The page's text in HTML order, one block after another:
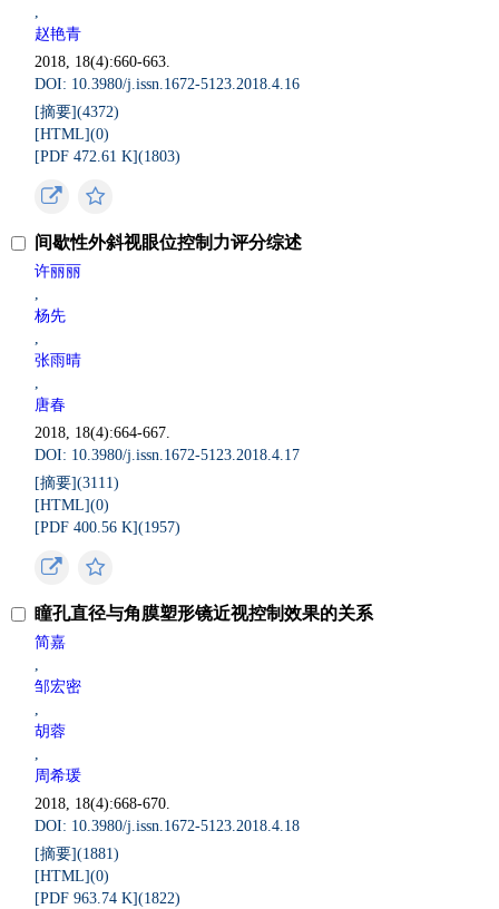
,
赵艳青
2018, 18(4):660-663.
DOI: 10.3980/j.issn.1672-5123.2018.4.16
[摘要](4372)
[HTML](0)
[PDF 472.61 K](1803)
间歇性外斜视眼位控制力评分综述
许丽丽
,
杨先
,
张雨晴
,
唐春
2018, 18(4):664-667.
DOI: 10.3980/j.issn.1672-5123.2018.4.17
[摘要](3111)
[HTML](0)
[PDF 400.56 K](1957)
瞳孔直径与角膜塑形镜近视控制效果的关系
简嘉
,
邹宏密
,
胡蓉
,
周希瑗
2018, 18(4):668-670.
DOI: 10.3980/j.issn.1672-5123.2018.4.18
[摘要](1881)
[HTML](0)
[PDF 963.74 K](1822)